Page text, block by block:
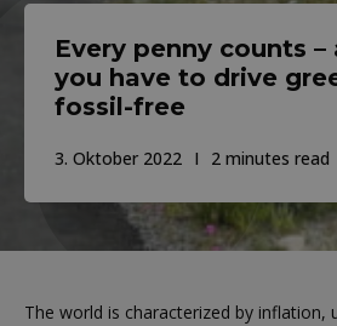
Every penny counts –
you have to drive
fossil-free
3. Oktober 2022 2 minutes read
The world is characterized by inflation,